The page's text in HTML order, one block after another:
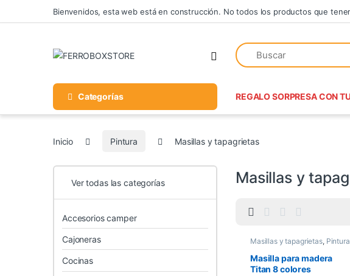
Skip to navigation
Skip to contentBienvenidos, esta web está en construcción. No todos los productos que
Categorías REGALO SORPRESA CON
Inicio Pintura Masillas y tapagrietas
Masillas y
Masillas y tapagrietas, Pintura
Masilla para madera
Titan 8 colores
Ver todas las categorías
Accesorios camper
Cajoneras
Cocinas